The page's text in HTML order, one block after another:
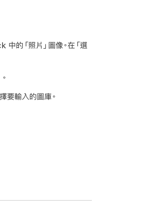
的「照片」圖像。在「選
要輸入的圖庫。